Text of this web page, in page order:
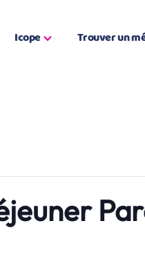
Icope Trouver un